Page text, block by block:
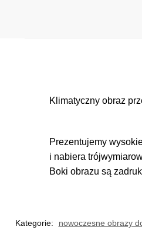
Klimatyczny obraz
Prezentujemy
i nabiera
Boki obrazu są
Kategorie:
nowoczesne obrazy